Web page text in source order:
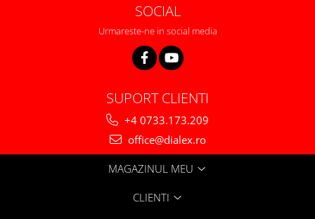
SOCIAL
Urmareste-ne in social media
SUPORT CLIENTI
+4 0733.173.209
office@dialex.ro
MAGAZINUL MEU
CLIENTI